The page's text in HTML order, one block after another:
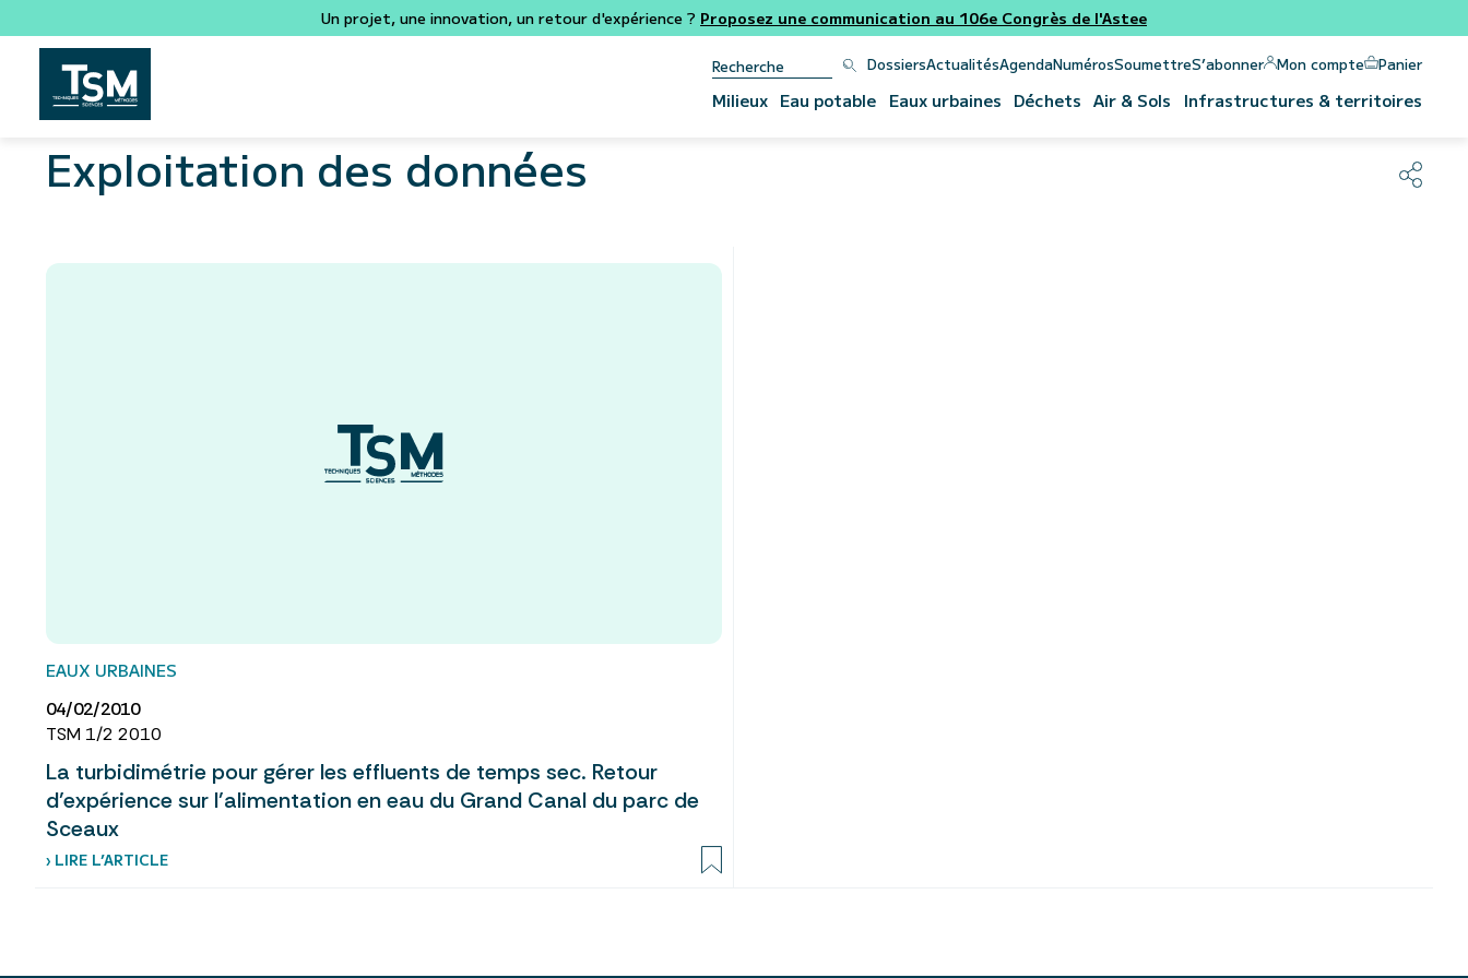
Un projet, une innovation, un retour d'expérience ? Proposez une communication au 106e Congrès de l'Astee
DossiersActualitésAgendaNumérosSoumettreS’abonner Mon compte Panier
Milieux Eau potable Eaux urbaines Déchets Air & Sols Infrastructures & territoires
Exploitation des données
EAUX URBAINES
04/02/2010
TSM 1/2 2010
La turbidimétrie pour gérer les effluents de temps sec. Retour
d’expérience sur l’alimentation en eau du Grand Canal du parc de
Sceaux
› LIRE L’ARTICLE